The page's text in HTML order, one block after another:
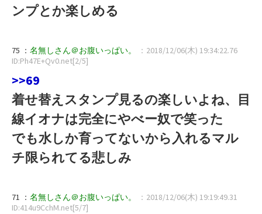
ンプとか楽しめる
75 ： 名無しさん＠お腹いっぱい。
：2018/12/06(木) 19:34:22.76
ID:Ph47E+Qv0.net[2/5]
>>69
着せ替えスタンプ見るの楽しいよね、目
線イオナは完全にやべー奴で笑った
でも水しか育ってないから入れるマル
チ限られてる悲しみ
71 ： 名無しさん＠お腹いっぱい。
：2018/12/06(木) 19:19:49.31
ID:414u9CchM.net[5/7]